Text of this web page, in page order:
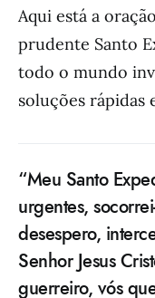
Aqui está a
prudente Santo
todo o mundo
soluções rápidas
“Meu Santo
urgentes,
desespero,
Senhor Jesus
guerreiro, vós